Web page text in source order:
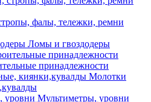
фалы, тележки, ремни
Ломы и гвоздодеры
принадлежности
Молотки
Мультиметры, уровни